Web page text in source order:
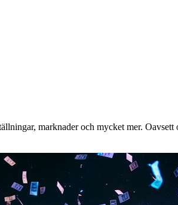
marknader och mycket mer.